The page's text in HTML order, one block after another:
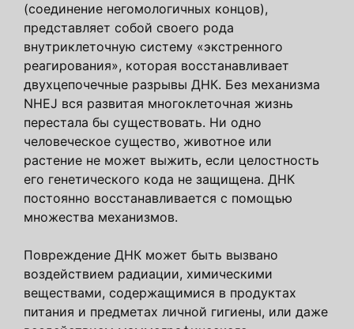
(соединение негомологичных концов),
представляет собой своего рода
внутриклеточную систему «экстренного
реагирования», которая восстанавливает
двухцепочечные разрывы ДНК. Без механизма
NHEJ вся развитая многоклеточная жизнь
перестала бы существовать. Ни одно
человеческое существо, животное или
растение не может выжить, если целостность
его генетического кода не защищена. ДНК
постоянно восстанавливается с помощью
множества механизмов.
Повреждение ДНК может быть вызвано
воздействием радиации, химическими
веществами, содержащимися в продуктах
питания и предметах личной гигиены, или даже